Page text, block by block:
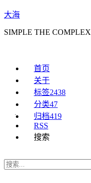
大海
SIMPLE THE COMPLEX
首页
关于
标签2438
分类47
归档419
RSS
搜索